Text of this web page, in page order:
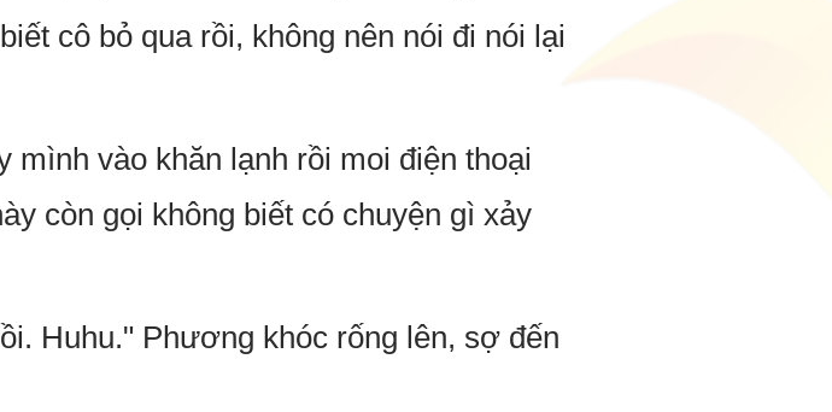
cô bỏ qua rồi, không nên nói đi nói lại
vào khăn lạnh rồi moi điện thoại
còn gọi không biết có chuyện gì xảy
Huhu." Phương khóc rống lên, sợ đến